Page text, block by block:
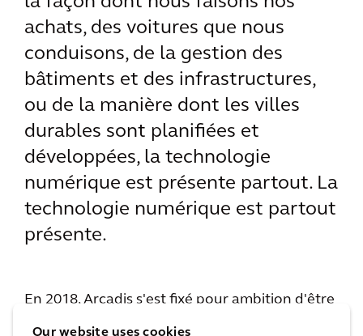
Our website uses cookies
achats, des voitures que nous
conduisons, de la gestion des
bâtiments et des infrastructures,
ou de la manière dont les villes
durables sont planifiées et
développées, la technologie
numérique est présente partout. La
technologie numérique est partout
présente.
En 2018, Arcadis s'est fixé pour ambition d'être
le leader du numérique dans son secteur